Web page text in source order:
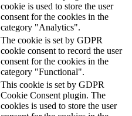
cookie is used to store the user
consent for the cookies in the
category "Analytics".
The cookie is set by GDPR
cookie consent to record the user
consent for the cookies in the
category "Functional".
This cookie is set by GDPR
Cookie Consent plugin. The
cookies is used to store the user